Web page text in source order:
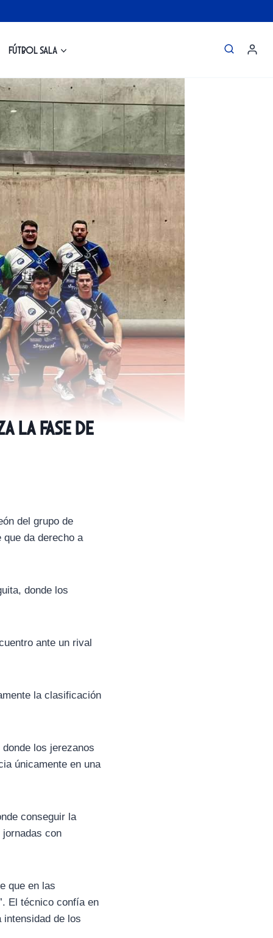
Fútbol Sala
la Fase de
del grupo de
da derecho a
donde los
ante un rival
la clasificación
los jerezanos
únicamente en una
conseguir la
con
que en las
El técnico confía en
de los